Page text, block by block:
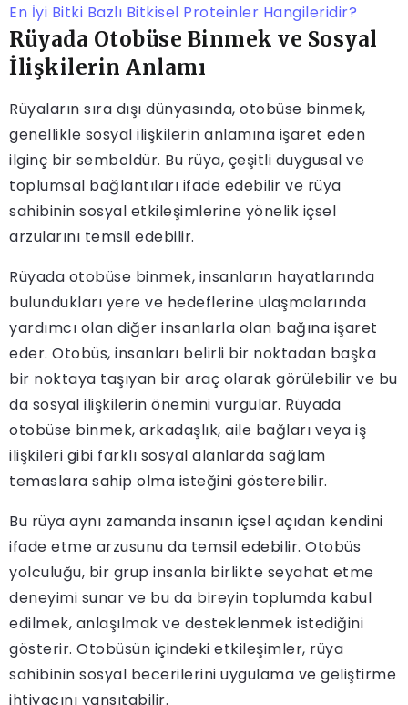
En İyi Bitki Bazlı Bitkisel Proteinler Hangileridir?
Rüyada Otobüse Binmek ve Sosyal
İlişkilerin Anlamı
Rüyaların sıra dışı dünyasında, otobüse binmek,
genellikle sosyal ilişkilerin anlamına işaret eden
ilginç bir semboldür. Bu rüya, çeşitli duygusal ve
toplumsal bağlantıları ifade edebilir ve rüya
sahibinin sosyal etkileşimlerine yönelik içsel
arzularını temsil edebilir.
Rüyada otobüse binmek, insanların hayatlarında
bulundukları yere ve hedeflerine ulaşmalarında
yardımcı olan diğer insanlarla olan bağına işaret
eder. Otobüs, insanları belirli bir noktadan başka
bir noktaya taşıyan bir araç olarak görülebilir ve bu
da sosyal ilişkilerin önemini vurgular. Rüyada
otobüse binmek, arkadaşlık, aile bağları veya iş
ilişkileri gibi farklı sosyal alanlarda sağlam
temaslara sahip olma isteğini gösterebilir.
Bu rüya aynı zamanda insanın içsel açıdan kendini
ifade etme arzusunu da temsil edebilir. Otobüs
yolculuğu, bir grup insanla birlikte seyahat etme
deneyimi sunar ve bu da bireyin toplumda kabul
edilmek, anlaşılmak ve desteklenmek istediğini
gösterir. Otobüsün içindeki etkileşimler, rüya
sahibinin sosyal becerilerini uygulama ve geliştirme
ihtiyacını yansıtabilir.